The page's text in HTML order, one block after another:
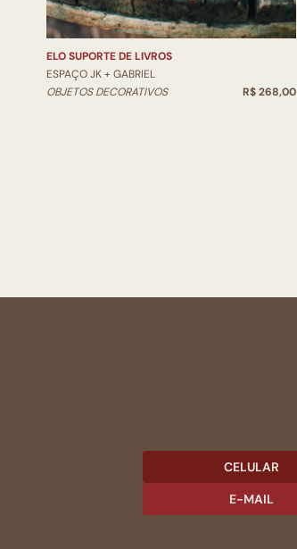
ELO SUPORTE DE LIVROS
ESPAÇO JK + GABRIEL
OBJETOS DECORATIVOS
R$ 268,00
CELULAR
E-MAIL